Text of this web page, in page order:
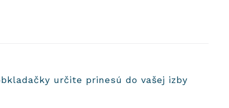
určite prinesú do vašej izby